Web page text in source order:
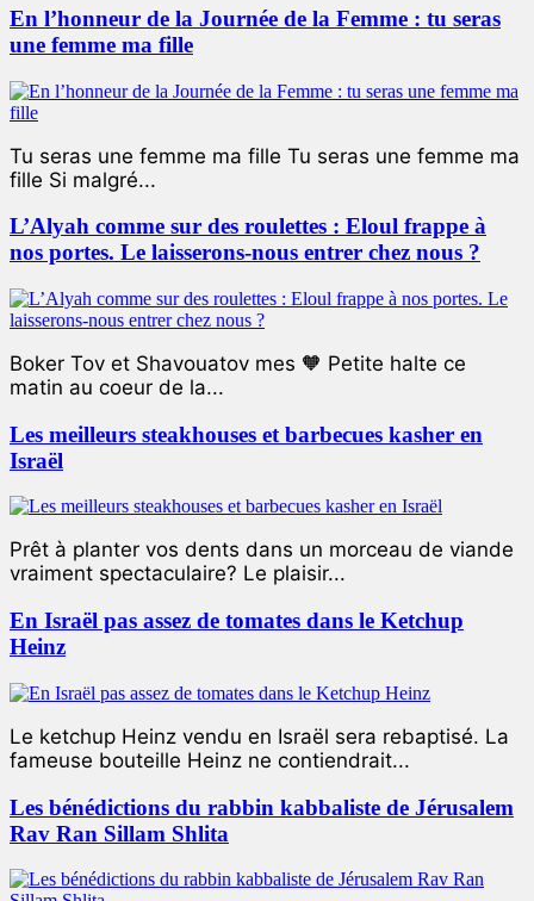
En l’honneur de la Journée de la Femme : tu seras
une femme ma fille
Tu seras une femme ma fille Tu seras une femme ma
fille Si malgré...
L’Alyah comme sur des roulettes : Eloul frappe à
nos portes. Le laisserons-nous entrer chez nous ?
Boker Tov et Shavouatov mes 🧡 Petite halte ce
matin au coeur de la...
Les meilleurs steakhouses et barbecues kasher en
Israël
Prêt à planter vos dents dans un morceau de viande
vraiment spectaculaire? Le plaisir...
En Israël pas assez de tomates dans le Ketchup
Heinz
Le ketchup Heinz vendu en Israël sera rebaptisé. La
fameuse bouteille Heinz ne contiendrait...
Les bénédictions du rabbin kabbaliste de Jérusalem
Rav Ran Sillam Shlita